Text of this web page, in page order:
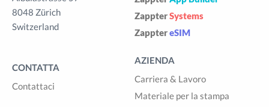
8048 Zürich
Switzerland
CONTATTA
Contattaci
ZappterSystems
ZapptereSIM
AZIENDA
Carriera & Lavoro
Materiale per la stampa